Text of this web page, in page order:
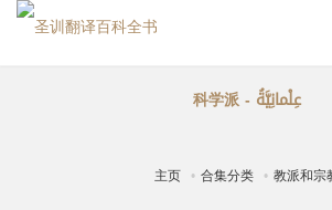
科学派 - عِلْمانِيَّةُ
主页 合集分类 教派和宗